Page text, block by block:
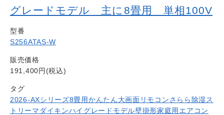
グレードモデル 主に8畳用 単相100V
型番
S256ATAS-W
販売価格
191,400円(税込)
タグ
2026-AXシリーズ8畳用かんたん大画面リモコンさらら除湿 ス
トリーマ ダイキンハイグレードモデル壁掛形家庭用エアコン